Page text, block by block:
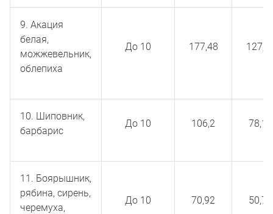
9. Акация
белая,
можжевельник,
облепиха
До 10 177,48
10. Шиповник,
барбарис
До 10 106,2 78,12
11. Боярышник,
рябина, сирень,
черемуха,
До 10 70,92 50,76